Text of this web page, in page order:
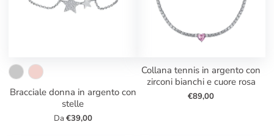
bracciale donna in argento con
stelle
Da €39,00
collana tennis in argento con
zirconi bianchi e cuore rosa
€89,00